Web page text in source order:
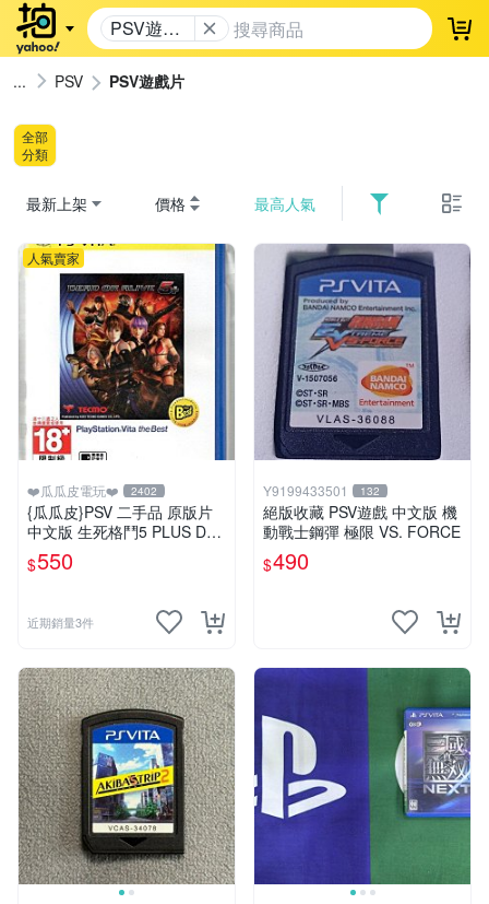
PSV遊戲
片
登
PSV PSV遊戲片
全部
分類
最新上架 價格 最高人氣
人氣賣家
❤️瓜瓜皮電玩❤️ 2402
{瓜瓜皮}PSV 二手品 原版片
中文版 生死格鬥5 PLUS Dea
d or Alive 5(遊戲都有回收)
$550
近期銷量3件
Y9199433501 132
絕版收藏 PSV遊戲 中文版 機
動戰士鋼彈 極限 VS. FORCE
$490